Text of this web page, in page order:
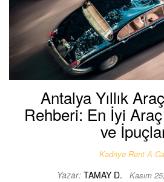
Antalya Yıllık
Rehberi: En İyi
ve
Kadriye Rent A
Yazar: TAMAY D. Kasım